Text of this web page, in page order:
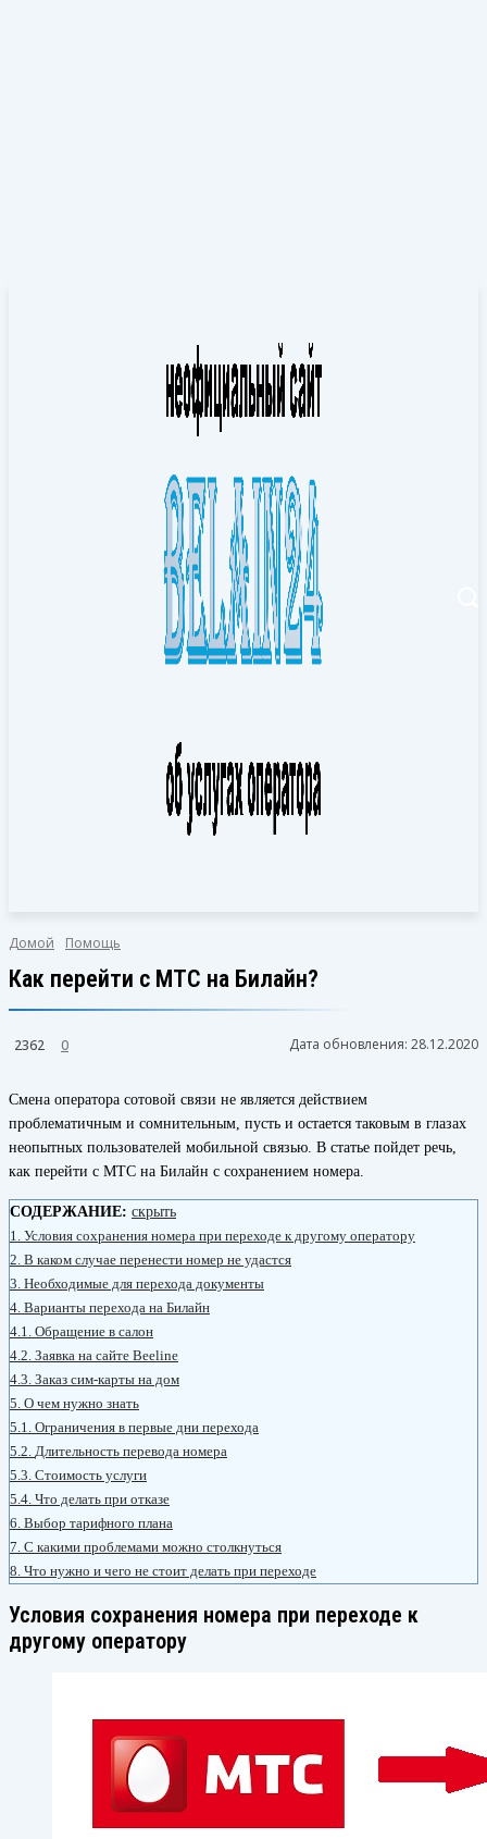
Домой Помощь
Как перейти с МТС на Билайн?
2362 0 Дата обновления: 28.12.2020
Смена оператора сотовой связи не является действием
проблематичным и сомнительным, пусть и остается таковым в глазах
неопытных пользователей мобильной связью. В статье пойдет речь,
как перейти с МТС на Билайн с сохранением номера.
СОДЕРЖАНИЕ: скрыть
1. Условия сохранения номера при переходе к другому оператору
2. В каком случае перенести номер не удастся
3. Необходимые для перехода документы
4. Варианты перехода на Билайн
4.1. Обращение в салон
4.2. Заявка на сайте Beeline
4.3. Заказ сим-карты на дом
5. О чем нужно знать
5.1. Ограничения в первые дни перехода
5.2. Длительность перевода номера
5.3. Стоимость услуги
5.4. Что делать при отказе
6. Выбор тарифного плана
7. С какими проблемами можно столкнуться
8. Что нужно и чего не стоит делать при переходе
Условия сохранения номера при переходе к
другому оператору